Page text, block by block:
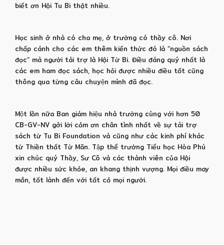
biết ơn Hội Tu Bi thật nhiều.
Học sinh ở nhà có cha mẹ, ở trường có thầy cô. Nơi
chấp cánh cho các em thêm kiến thức đó là “nguồn sách
đọc” mà người tài trợ là Hội Từ Bi. Điều đáng quý nhất là
các em ham đọc sách, học hỏi được nhiều điều tốt cũng
thông qua từng câu chuyện mình đã đọc.
Một lần nữa Ban giám hiệu nhà trường cùng với hơn 50
CB-GV-NV gởi lời cảm ơn chân tình nhất về sự tài trợ
sách từ Tu Bi Foundation và cũng như các kinh phí khác
từ Thiền thất Từ Mãn. Tập thể trường Tiểu học Hòa Phú
xin chúc quý Thầy, Sư Cô và các thành viên của Hội
được nhiều sức khỏe, an khang thịnh vượng. Mọi điều may
mắn, tốt lành đến với tất cả mọi người.